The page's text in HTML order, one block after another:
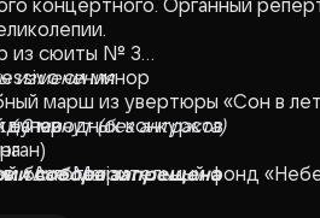
концертного. Органный
из сюиты № 3
си минор
марш из увертюры «Сон в
напев
«Ave Maria»
изменения
конкурсов
:60 минут (без антракта)
собора запрещена
благотворительный фонд